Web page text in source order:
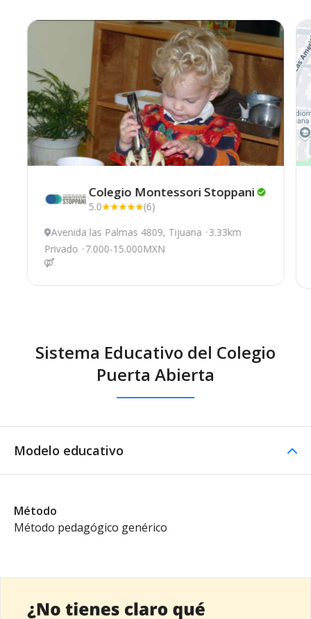
Colegio Montessori Stoppani
5.0
(6)
Avenida las Palmas 4809, Tijuana 3.33km
Privado 7.000-15.000MXN
Sistema Educativo del Colegio
Puerta Abierta
Modelo educativo
Método
Método pedagógico genérico